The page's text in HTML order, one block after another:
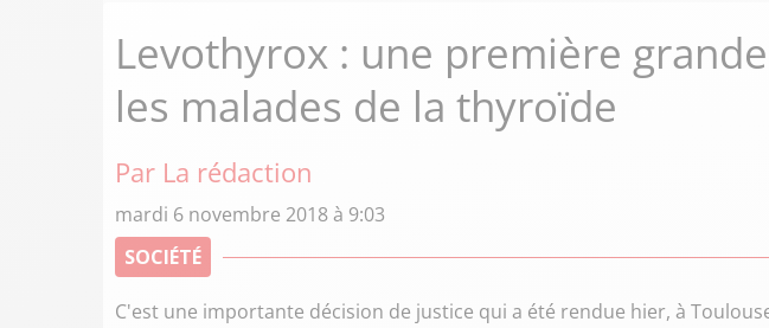
Levothyrox : une première
les malades de la thyroïde
Par La rédaction
mardi 6 novembre 2018 à 9:03
SOCIÉTÉ
C'est une importante décision de justice qui a été rendue hier, à